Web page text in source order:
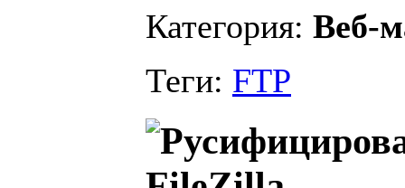
Категория: Веб-
Теги: FTP